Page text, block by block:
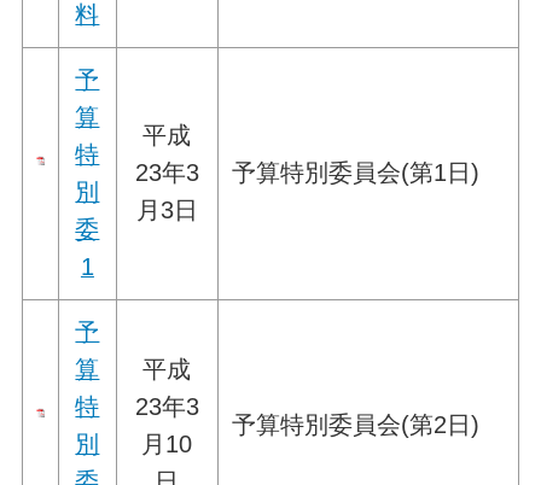
料
予
算
特
別
委
1
平成
23年3
月3日
予算特別委員会(第1日)
予
算
特
別
平成
23年3
月10
予算特別委員会(第2日)